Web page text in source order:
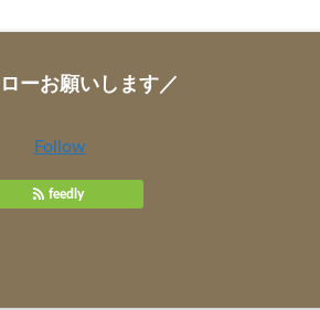
ーお願いします／
Follow
feedly